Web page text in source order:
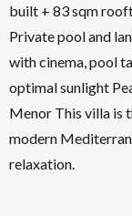
built + 83 sqm
Private pool and
with cinema, pool
optimal sunlight
Menor This villa is
modern
relaxation.